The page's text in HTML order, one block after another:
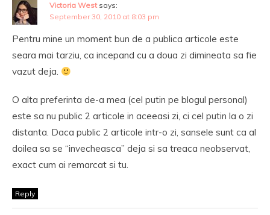
Victoria West says:
September 30, 2010 at 8:03 pm
Pentru mine un moment bun de a publica articole este
seara mai tarziu, ca incepand cu a doua zi dimineata sa fie
vazut deja.
O alta preferinta de-a mea (cel putin pe blogul personal)
este sa nu public 2 articole in aceeasi zi, ci cel putin la o zi
distanta. Daca public 2 articole intr-o zi, sansele sunt ca al
doilea sa se “invecheasca” deja si sa treaca neobservat,
exact cum ai remarcat si tu.
Reply